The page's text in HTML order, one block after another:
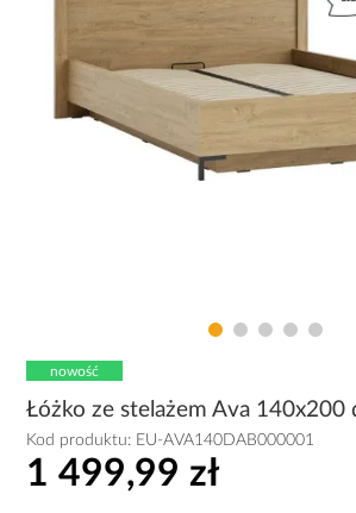
nowość
Łóżko ze stelażem Ava 140x200
Kod produktu: EU-AVA140DAB000001
1 499,99 zł